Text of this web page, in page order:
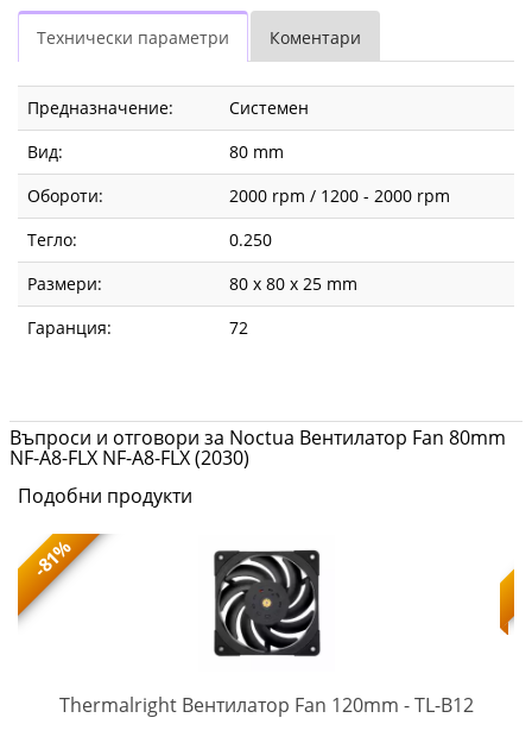
Технически параметри Коментари
Предназначение:
Системен
Вид:
80 mm
Обороти:
2000 rpm / 1200 - 2000 rpm
Тегло:
0.250
Размери:
80 x 80 x 25 mm
Гаранция:
72
Въпроси и отговори за Noctua Вентилатор Fan 80mm
NF-A8-FLX NF-A8-FLX (2030)
Подобни продукти
-81%
Thermalright Вентилатор Fan 120mm - TL-B12TL-